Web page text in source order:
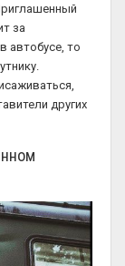
за
автобусе, то
других